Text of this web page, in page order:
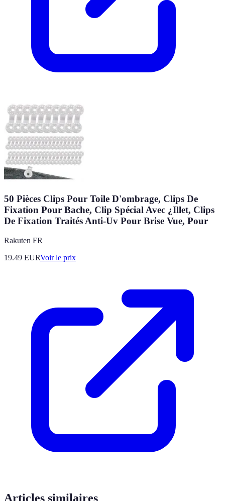
50 Pièces Clips Pour Toile D'ombrage, Clips De
Fixation Pour Bache, Clip Spécial Avec ¿Illet, Clips
De Fixation Traités Anti-Uv Pour Brise Vue, Pour
Rakuten FR
19.49 EURVoir le prix
Articles similaires